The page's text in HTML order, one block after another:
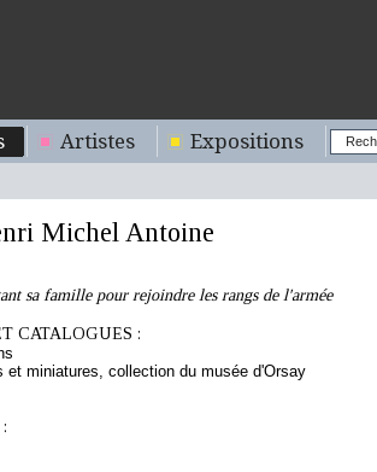
Artistes Expositions
Michel Antoine
sa famille pour rejoindre les rangs de l'armée
CATALOGUES :
et miniatures, collection du musée d'Orsay